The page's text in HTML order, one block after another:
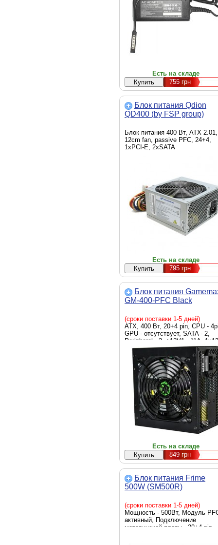
Есть на складе
755грн
Блок питания Qdion
QD400 (by FSP group)
Блок питания 400 Вт, ATX 2.01,
12cm fan, passive PFC, 24+4,
1xPCI-E, 2xSATA
Есть на складе
795грн
Блок питания
GM-400-PFC Black
(сроки поставки 1-5 дней)
ATX, 400 Вт, 20+4 pin, CPU -
GPU - отсутствует, SATA - 2,
Peripheral - 2, +12V1 - 11A,
мм, 150 x 140 x 86 мм
Есть на складе
849грн
Блок питания Frime
500W (SM500R)
(сроки поставки 1-5 дней)
Мощность - 500Вт, Модуль
активный, Подключение
материнской платы - 20+4 pin,